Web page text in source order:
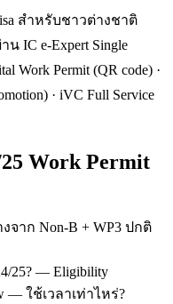
สำหรับชาวต่างชาติ
IC e-Expert Single
Work Permit (QR code) ·
· iVC Full Service
Work Permit
จาก Non-B + WP3 ปกติ
25? — Eligibility
— ใช้เวลาเท่าไหร่?